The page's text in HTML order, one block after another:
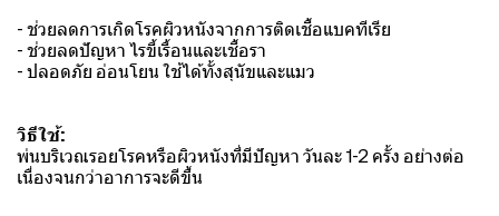
- ช่วยลดการเกิดโรคผิวหนังจากการติดเชื้อแบคทีเรีย
- ช่วยลดปัญหา ไรขี้เรื้อนและเชื้อรา
- ปลอดภัย อ่อนโยน ใช้ได้ทั้งสุนัขและแมว
วิธีใช้:
พ่นบริเวณรอยโรคหรือผิวหนังที่มีปัญหา วันละ 1-2 ครั้ง อย่างต่อ
เนื่องจนกว่าอาการจะดีขึ้น